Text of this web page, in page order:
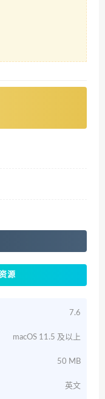
源
7.6
macOS 11.5 及以上
50 MB
英文